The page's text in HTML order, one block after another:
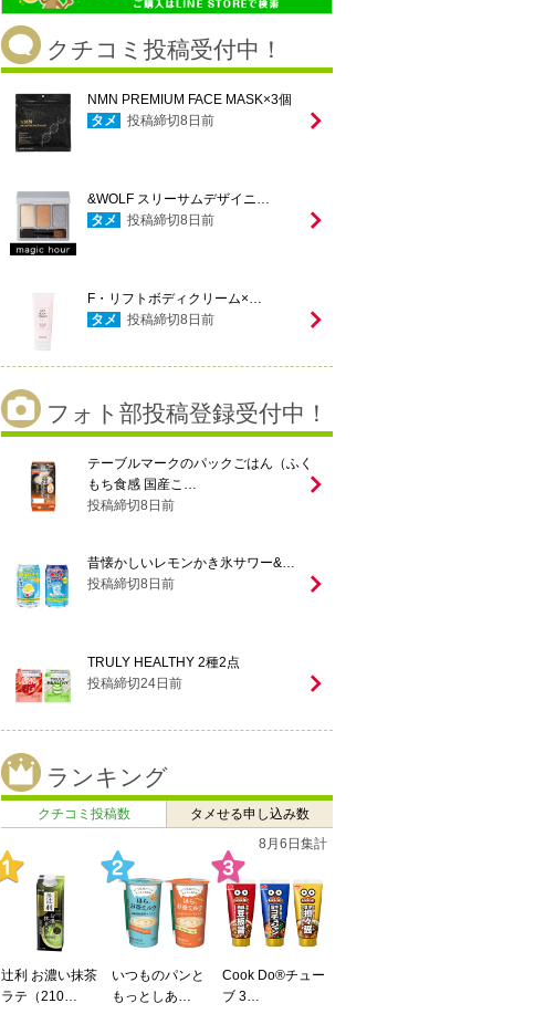
クチコミ投稿受付中！
NMN PREMIUM FACE MASK×3個
タメ
投稿締切8 日前
&WOLF スリーサムデザイニ…
タメ
投稿締切8 日前
F・リフトボディクリーム×…
タメ
投稿締切8 日前
フォト部投稿登録受付中！
テーブルマークのパックごはん（ふく
もち食感 国産こ…
投稿締切8 日前
昔懐かしいレモンかき氷サワー&…
投稿締切8 日前
TRULY HEALTHY 2種2点
投稿締切24日前
ランキング
クチコミ投稿数
タメせる申し込み数
8月6日集計
辻利 お濃い抹茶
ラテ（210…
いつものパンと
もっとしあ…
Cook Do®チュー
ブ 3…
7月27日 ～ 8月2日
Cook Do®チュー
ブ 3…
辻利 お濃い抹茶
ラテ（210…
enn you3種飲み
比…